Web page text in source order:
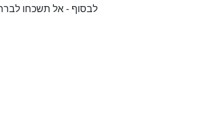
לבסוף - אל תשכחו